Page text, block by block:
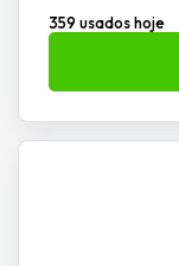
359 usados hoje